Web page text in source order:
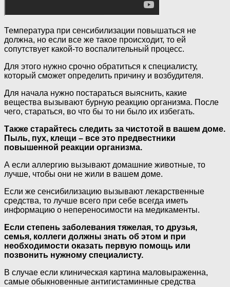
Температура при сенсибилизации повышаться не
должна, но если все же такое происходит, то ей
сопутствует какой-то воспалительный процесс.
Для этого нужно срочно обратиться к специалисту,
который сможет определить причину и возбудителя.
Для начала нужно постараться выяснить, какие
вещества вызывают бурную реакцию организма. После
чего, стараться, во что бы то ни было их избегать.
Также старайтесь следить за чистотой в вашем доме.
Пыль, пух, клещи – все это предвестники
повышенной реакции организма.
А если аллергию вызывают домашние животные, то
лучше, чтобы они не жили в вашем доме.
Если же сенсибилизацию вызывают лекарственные
средства, то лучше всего при себе всегда иметь
информацию о непереносимости на медикаменты.
Если степень заболевания тяжелая, то друзья,
семья, коллеги должны знать об этом и при
необходимости оказать первую помощь или
позвонить нужному специалисту.
В случае если клиническая картина маловыраженна,
самые обыкновенные антигистаминные средства